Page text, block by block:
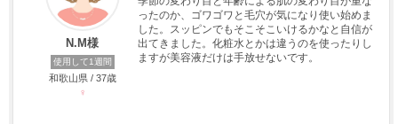
N.M様
使用して1週間
和歌山県 / 37歳
♀
ったのか、ゴワゴワと毛穴が気になり使い始めま
した。スッピンでもそこそこいけるかなと自信が
出てきました。化粧水とかは違うのを使ったりし
ますが美容液だけは手放せないです。